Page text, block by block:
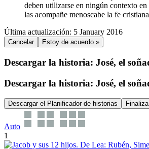
deben utilizarse en ningún contexto en
las acompañe menoscabe la fe
Última actualización: 5 January 2016
Cancelar Estoy de acuerdo »
Descargar la historia: José, el
Descargar la historia: José, el
Descargar el Planificador de historias
Auto
1